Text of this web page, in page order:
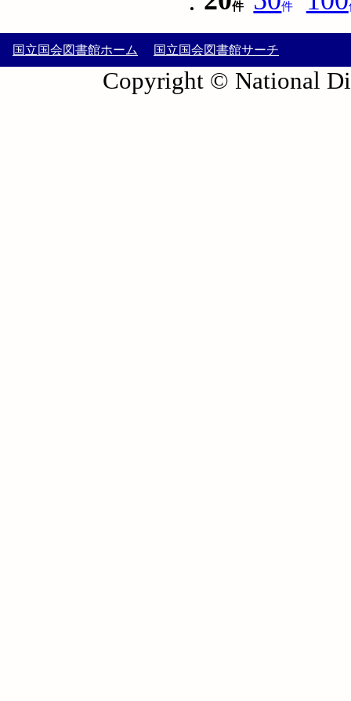
件 件
国立国会図書館ホーム 国立国会図書館サーチ
Copyright © National